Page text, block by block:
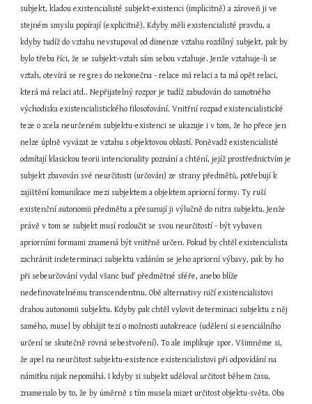
subjekt, kladou existencialisté subjekt-existenci (implicitně) a zároveň ji ve
stejném smyslu popírají (explicitně). Kdyby měli existencialisté pravdu, a
kdyby tudíž do vztahu nevstupoval od dimenze vztahu rozdílný subjekt, pak by
bylo třeba říci, že se subjekt-vztah sám sebou vztahuje. Jenže vztahuje-li se
vztah, otevírá se regres do nekonečna - relace má relaci a ta má opět relaci,
která má relaci atd.. Nepřijatelný rozpor je tudíž zabudován do samotného
východiska existencialistického filosofování. Vnitřní rozpad existencialistické
teze o zcela neurčeném subjektu-existenci se ukazuje i v tom, že ho přece jen
nelze úplně vyvázat ze vztahu s objektovou oblastí. Poněvadž existencialisté
odmítají klasickou teorii intencionality poznání a chtění, jejíž prostřednictvím je
subjekt zbavován své neurčitosti (určován) ze strany předmětů, potřebují k
zajištění komunikace mezi subjektem a objektem apriorní formy. Ty ruší
existenční autonomii předmětu a přesunují ji výlučně do nitra subjektu. Jenže
právě v tom se subjekt musí rozloučit se svou neurčitostí - být vybaven
apriorními formami znamená být vnitřně určen. Pokud by chtěl existencialista
zachránit indeterminaci subjektu vzdáním se jeho apriorní výbavy, pak by ho
při sebeurčování vydal všanc buď předmětné sféře, anebo blíže
nedefinovatelnému transcendentnu. Obě alternativy ničí existencialistovi
drahou autonomii subjektu. Kdyby pak chtěl vylovit determinaci subjektu z něj
samého, musel by obhájit tezi o možnosti autokreace (udělení si esenciálního
určení se skutečně rovná sebestvoření). To ale implikuje spor. Všimněme si,
že apel na neurčitost subjektu-existence existencialistovi při odpovídání na
námitku nijak nepomáhá. I kdyby si subjekt uděloval určitost během času,
znamenalo by to, že by úměrně s tím musela mizet určitost objektu-světa. Oba